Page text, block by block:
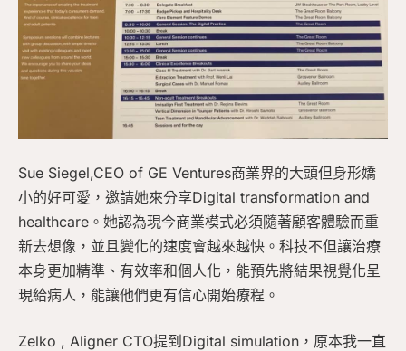
Sue Siegel,CEO of GE Ventures商業界的大頭但身形嬌
小的好可愛，邀請她來分享Digital transformation and
healthcare。她認為現今商業模式必須隨著顧客體驗而重
新去想像，並且變化的速度會越來越快。科技不但讓治療
本身更加精準、有效率和個人化，能預先將結果視覺化呈
現給病人，能讓他們更有信心開始療程。
Zelko , Aligner CTO提到Digital simulation，原本我一直